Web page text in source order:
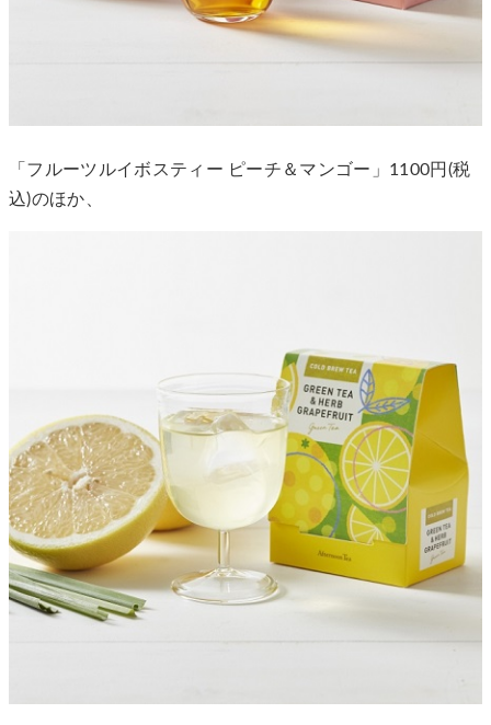
「フルーツルイボスティー ピーチ＆マンゴー」1100円(税
込)のほか、